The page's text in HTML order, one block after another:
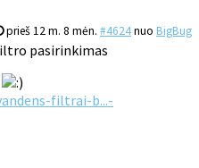
prieš 12 m. 8 mėn. #4624nuo BigBug
pasirinkimas
filtrai-b...-